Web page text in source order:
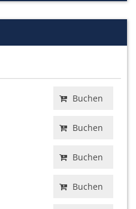
Buchen
Buchen
Buchen
Buchen